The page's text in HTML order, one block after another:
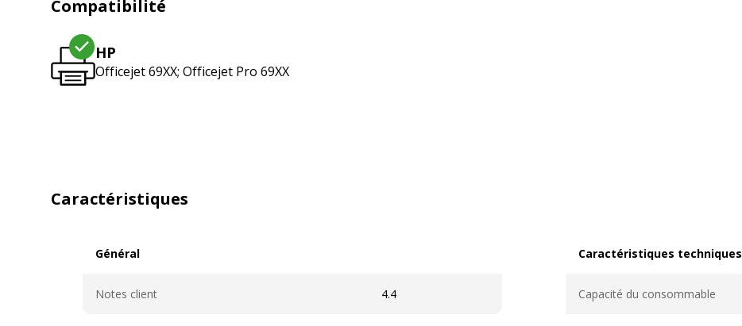
Compatibilité
HP
Officejet 69XX; Officejet Pro 69XX
Caractéristiques
Général
Notes client 4.4
Caractéristiques techniques
Capacité du consommable